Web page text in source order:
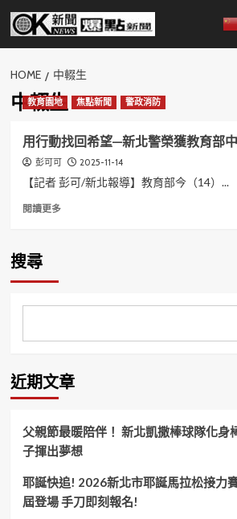
Skip
content
HOME 中輟生
中輟生
教育園地 焦點新聞 警政消防
用行動找回希望—新北警榮獲教育部
彭可可 2025-11-14
【記者 彭可/新北報導】教育部今（14）...
閱讀更多Read
望
新
北
獲
教
部
中
輟
搜尋
近期文章
父親節最暖陪伴！ 新北凱撒棒球隊化
子揮出夢想
耶誕快追! 2026新北市耶誕馬拉松接力
屆登場 手刀即刻報名!